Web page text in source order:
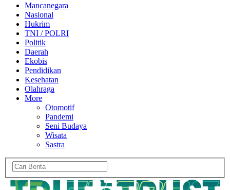
Mancanegara
Nasional
Hukrim
TNI / POLRI
Politik
Daerah
Ekobis
Pendidikan
Kesehatan
Olahraga
More
Otomotif
Pandemi
Seni Budaya
Wisata
Sastra